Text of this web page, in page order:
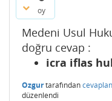
oy
Medeni Usul
doğru cevap :
icra iflas
Ozgurtarafından
düzenlendi